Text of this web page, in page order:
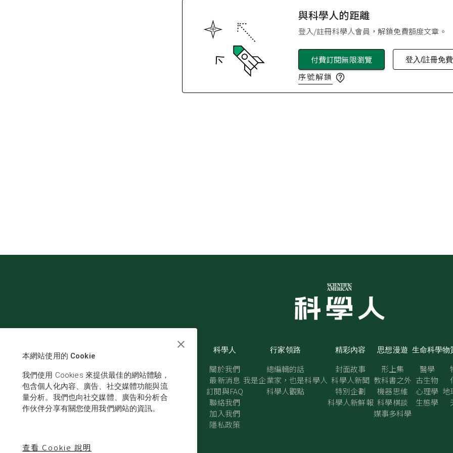
與科學人的距離
登入/註冊科學人會員，解鎖免費額度文章。
付費訂閱無限瀏覽 登入/註冊免
序號解鎖
科學人
關於我們
最新消息
訂閱與FAQ
聯絡我們
加入我們
隱私政策
行家領路
總編輯的話
我是企業家，也是科學人
科學人觀點
精彩內容
封面故事
科學人新聞
特別企劃
科學人新鮮報
思想漫遊
形上集
教科書之外
機器思維
科學棋談
媒事多科學
生命科學
醫學
古生物
心理學
生態學
物
地
本網站使用的 Cookie
我們使用 Cookies 來提供最佳的網站體驗，
包含個人化內容、廣告、社交媒體功能與流
量分析。我們也向社交媒體、廣告和分析合
作伙伴分享有關您使用我們網站的資訊。
查看 Cookie 說明